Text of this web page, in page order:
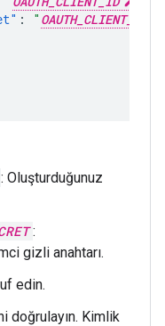
: "
: Oluşturduğunuz
:
gizli anahtarı.
edin.
doğrulayın. Kimlik